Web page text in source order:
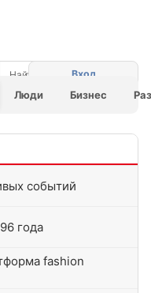
Люди Бизнес
Вход
событий
года
fashion